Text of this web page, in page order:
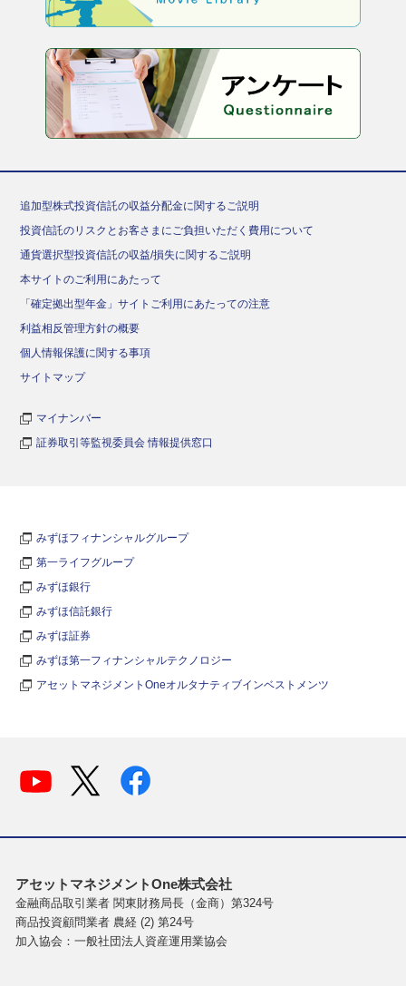
追加型株式投資信託の収益分配金に関するご説明
投資信託のリスクとお客さまにご負担いただく費用について
通貨選択型投資信託の収益/損失に関するご説明
本サイトのご利用にあたって
「確定拠出型年金」サイトご利用にあたっての注意
利益相反管理方針の概要
個人情報保護に関する事項
サイトマップ
マイナンバー
証券取引等監視委員会 情報提供窓口
みずほフィナンシャルグループ
第一ライフグループ
みずほ銀行
みずほ信託銀行
みずほ証券
みずほ第一フィナンシャルテクノロジー
アセットマネジメントOneオルタナティブインベストメンツ
アセットマネジメントOne株式会社
金融商品取引業者 関東財務局長（金商）第324号
商品投資顧問業者 農経 (2) 第24号
加入協会：一般社団法人資産運用業協会